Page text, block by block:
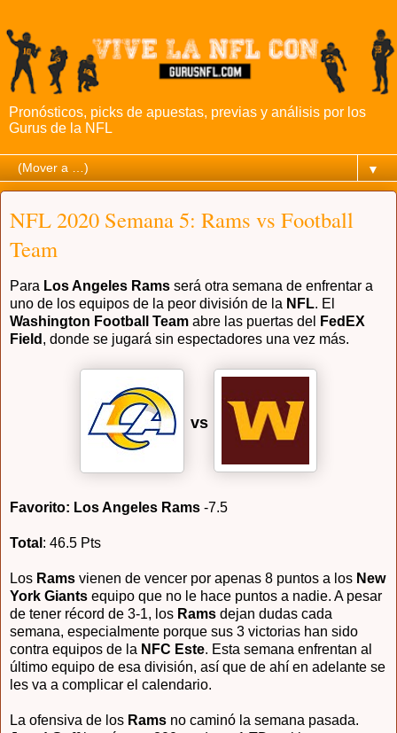
Pronósticos, picks de apuestas, previas y análisis por los
Gurus de la NFL
▼
NFL 2020 Semana 5: Rams vs Football
Team
Para Los Angeles Rams será otra semana de enfrentar a
uno de los equipos de la peor división de la NFL. El
Washington Football Team abre las puertas del
FedEX
Field , donde se jugará sin espectadores una vez más.
vs
Favorito: Los Angeles Rams -7.5
Total : 46.5 Pts
Los Rams vienen de vencer por apenas 8 puntos a los New
York Giants equipo que no le hace puntos a nadie. A pesar
de tener récord de 3-1, los Rams dejan dudas cada
semana, especialmente porque sus 3 victorias han sido
contra equipos de la NFC Este. Esta semana enfrentan al
último equipo de esa división, así que de ahí en adelante se
les va a complicar el calendario.
La ofensiva de los Rams no caminó la semana pasada.